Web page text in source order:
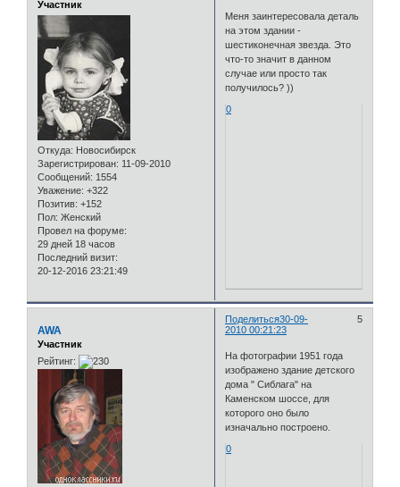
Участник
Откуда: Новосибирск
Зарегистрирован: 11-09-2010
Сообщений: 1554
Уважение: +322
Позитив: +152
Пол: Женский
Провел на форуме:
29 дней 18 часов
Последний визит:
20-12-2016 23:21:49
Меня заинтересовала деталь
на этом здании -
шестиконечная звезда. Это
что-то значит в данном
случае или просто так
получилось? ))
0
Поделиться 5
30-09-
2010 00:21:23
AWA
Участник
Рейтинг:
На фотографии 1951 года
изображено здание детского
дома " Сиблага" на
Каменском шоссе, для
которого оно было
изначально построено.
0